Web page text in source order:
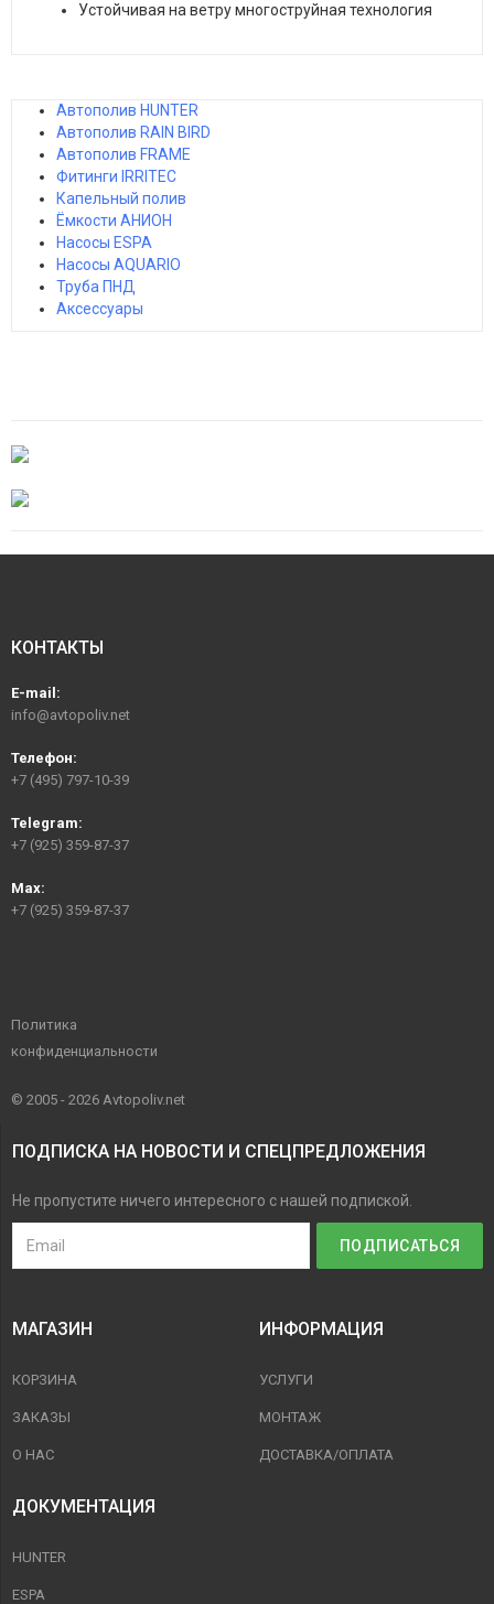
Устойчивая на ветру многоструйная технология
Автополив HUNTER
Автополив RAIN BIRD
Автополив FRAME
Фитинги IRRITEC
Капельный полив
Ёмкости АНИОН
Насосы ESPA
Насосы AQUARIO
Труба ПНД
Аксессуары
КОНТАКТЫ
E-mail:
info@avtopoliv.net
Телефон:
+7 (495) 797-10-39
Telegram:
+7 (925) 359-87-37
Max:
+7 (925) 359-87-37
Политика
конфиденциальности
© 2005 - 2026 Avtopoliv.net
ПОДПИСКА НА НОВОСТИ И СПЕЦПРЕДЛОЖЕНИЯ
Не пропустите ничего интересного с нашей подпиской.
МАГАЗИН
КОРЗИНА
ЗАКАЗЫ
О НАС
ИНФОРМАЦИЯ
УСЛУГИ
МОНТАЖ
ДОСТАВКА/ОПЛАТА
ДОКУМЕНТАЦИЯ
HUNTER
ESPA